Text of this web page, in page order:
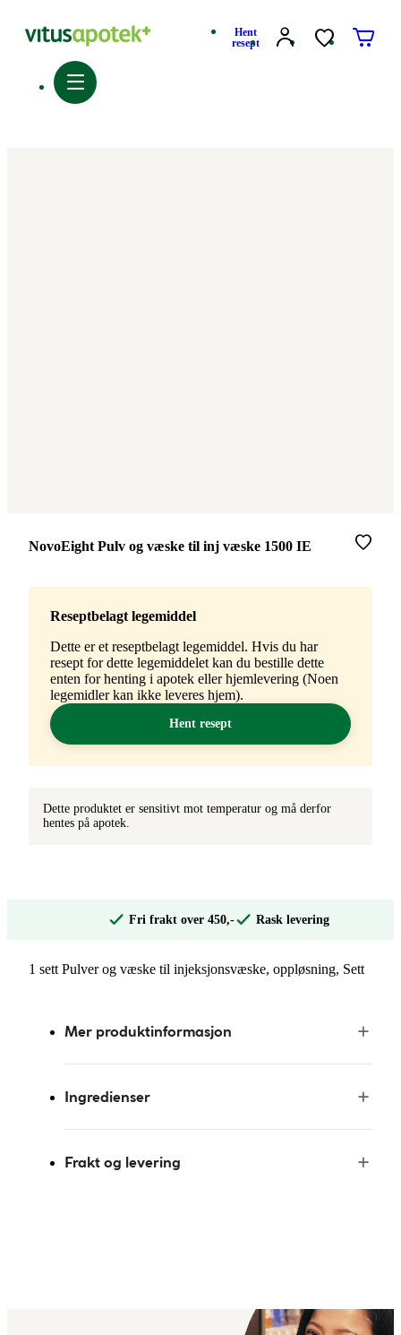
Hent
resept
Merke:
NovoEight Pulv og væske til inj væske 1500 IE
Reseptbelagt legemiddel
Dette er et reseptbelagt legemiddel. Hvis du har
resept for dette legemiddelet kan du bestille dette
enten for henting i apotek eller hjemlevering (Noen
legemidler kan ikke leveres hjem).
Hent resept
Dette produktet er sensitivt mot temperatur og må derfor
hentes på apotek.
Fri frakt over 450,- Rask levering
1 sett Pulver og væske til injeksjonsvæske, oppløsning, Sett
Mer produktinformasjon
Ingredienser
Frakt og levering